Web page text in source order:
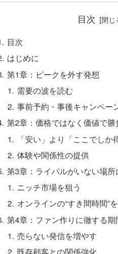
目次
目次
はじめに
第1章：ピークを外す発想
需要の波を読む
事前予約・事後キャンペー
第2章：価格ではなく価値で勝
「安い」より「ここでし
体験や関係性の提供
第3章：ライバルがいない場所
ニッチ市場を狙う
オンラインの“すき間時間”
第4章：ファン作りに徹する期
売らない発信を増やす
既存顧客との関係強化